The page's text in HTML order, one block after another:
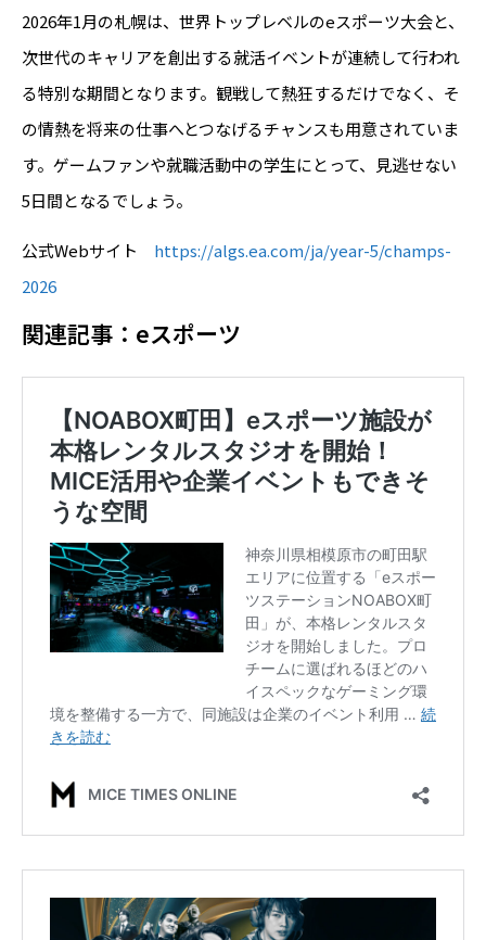
2026年1月の札幌は、世界トップレベルのeスポーツ大会と、
次世代のキャリアを創出する就活イベントが連続して行われ
る特別な期間となります。観戦して熱狂するだけでなく、そ
の情熱を将来の仕事へとつなげるチャンスも用意されていま
す。ゲームファンや就職活動中の学生にとって、見逃せない
5日間となるでしょう。
公式Webサイト https://algs.ea.com/ja/year-5/champs-
2026
関連記事：eスポーツ